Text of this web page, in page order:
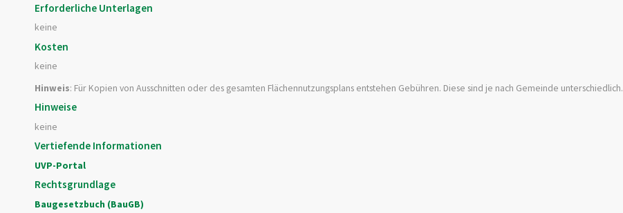
Erforderliche Unterlagen
keine
Kosten
keine
Hinweis: Für Kopien von Ausschnitten oder des gesamten Flächennutzungsplans entstehen Gebühren. Diese sind je nach Gemeinde unterschiedlich.
Hinweise
keine
Vertiefende Informationen
UVP-Portal
Rechtsgrundlage
Baugesetzbuch (BauGB)